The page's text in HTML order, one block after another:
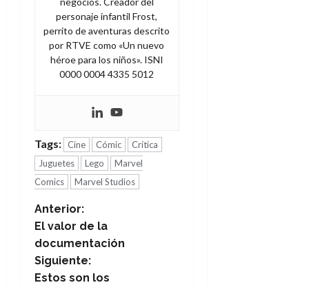
personaje infantil Frost,
perrito de aventuras descrito
por RTVE como «Un nuevo
héroe para los niños». ISNI
0000 0004 4335 5012
Tags: Cine Cómic
Crítica
Juguetes
Lego
Marvel
Comics
Marvel Studios
N
a
v
Anterior:
El valor de la
documentación
Siguiente:
Estos son los